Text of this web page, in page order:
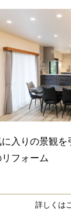
に入りの景観を
リフォーム
詳しくは